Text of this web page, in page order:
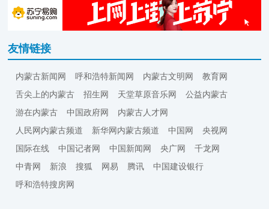
友情链接
内蒙古新闻网 呼和浩特新闻网 内蒙古文明网
教育网
舌尖上的内蒙古
招生网 天堂草原音乐网
公益内蒙古
游在内蒙古
中国政府网
内蒙古人才网
人民网内蒙古频道
新华网内蒙古频道 中国网
央视网
国际在线
中国记者网 中国新闻网 央广网
千龙网
中青网
新浪 搜狐 网易 腾讯
中国建设银行
呼和浩特搜房网